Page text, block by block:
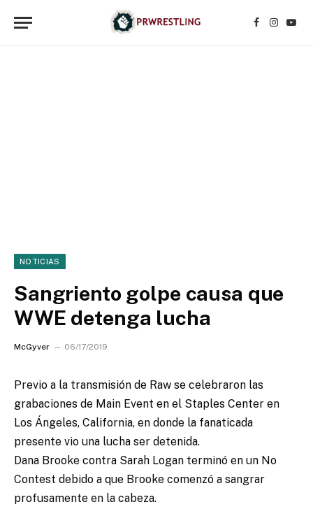
Facebook
NOTICIAS
Sangriento golpe causa que
WWE detenga lucha
McGyver 06/17/2019
Previo a la transmisión de Raw se celebraron las
grabaciones de Main Event en el Staples Center en
Los Ángeles, California, en donde la fanaticada
presente vio una lucha ser detenida.
Dana Brooke contra Sarah Logan terminó en un No
Contest debido a que Brooke comenzó a sangrar
profusamente en la cabeza.